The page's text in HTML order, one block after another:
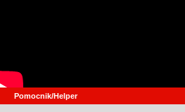
Pomocnik/Helper